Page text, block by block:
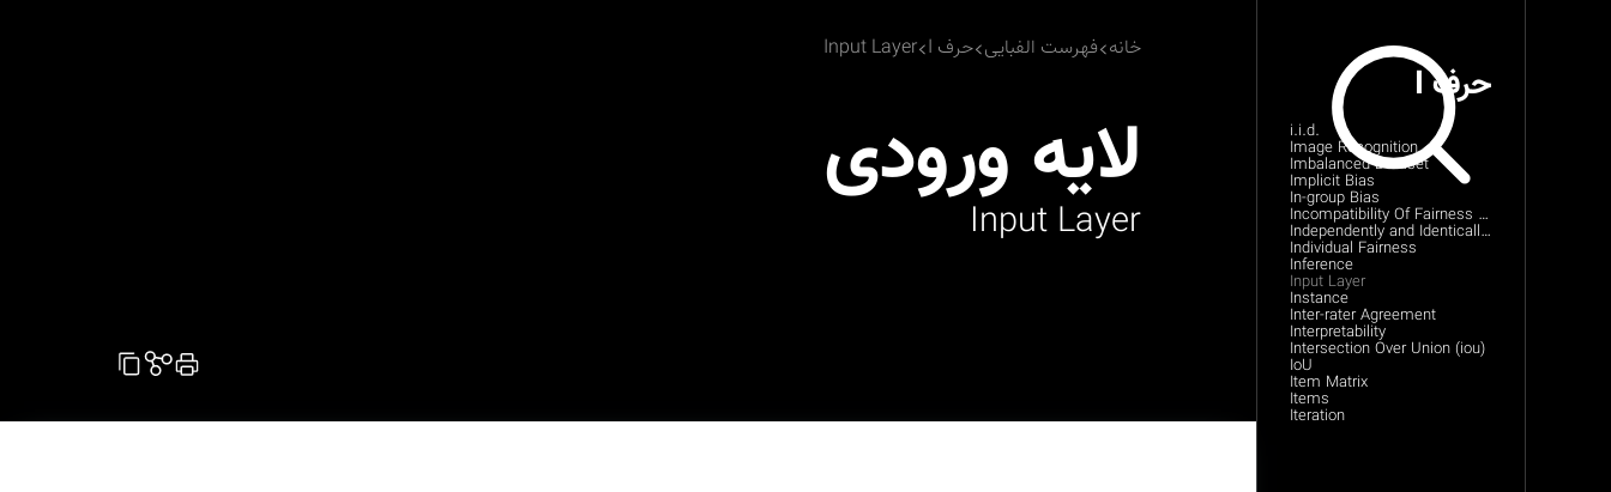
حرف I
i.i.d.
Image Recognition
Imbalanced Dataset
Implicit Bias
In-group Bias
Incompatibility Of Fairness Metrics
Independently and Identically Distributed (i.i.d)
Individual Fairness
Inference
Input Layer
Instance
Inter-rater Agreement
Interpretability
Intersection Over Union (iou)
IoU
Item Matrix
Items
Iteration
خانه فهرست الفبایی حرف I Input Layer
لایه ورودی
Input Layer